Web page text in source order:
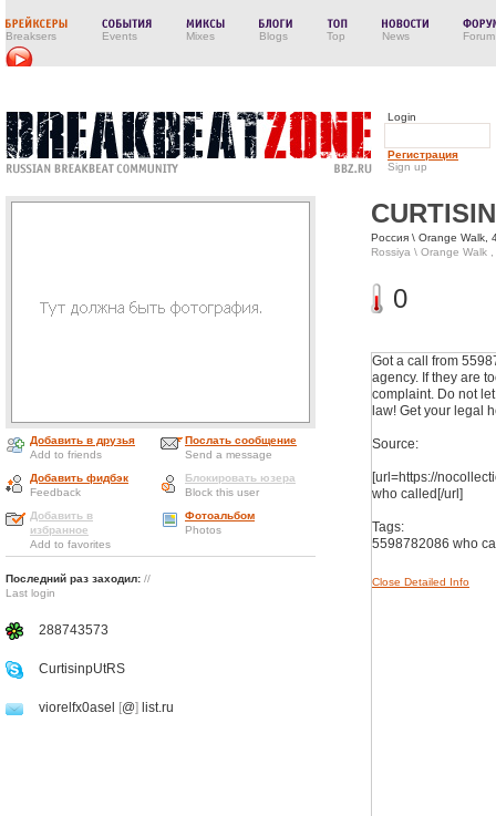
Breaksers Events Mixes Blogs Top News Forum
Login
Регистрация
Sign up
Добавить в друзья
Add to friends
Послать сообщение
Send a message
Добавить фидбэк
Feedback
Блокировать юзера
Block this user
Добавить в
избранное
Add to favorites
Фотоальбом
Photos
Последний раз заходил: //
Last login
288743573
CurtisinpUtRS
viorelfx0asel [@] list.ru
Россия \ Orange Walk,
Rossiya \ Orange Walk
0
Got a call from
agency. If they are
complaint. Do not
law! Get your legal
Source:
[url=https://
who called[/url]
Tags:
5598782086 who
Close Detailed Info